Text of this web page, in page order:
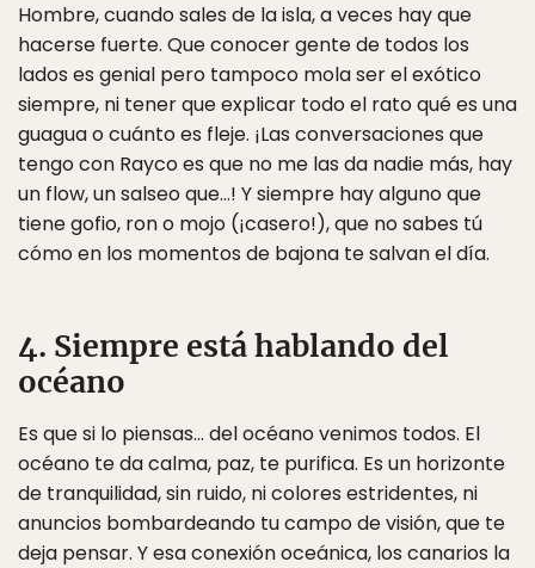
Hombre, cuando sales de la isla, a veces hay que
hacerse fuerte. Que conocer gente de todos los
lados es genial pero tampoco mola ser el exótico
siempre, ni tener que explicar todo el rato qué es una
guagua o cuánto es fleje. ¡Las conversaciones que
tengo con Rayco es que no me las da nadie más, hay
un flow, un salseo que…! Y siempre hay alguno que
tiene gofio, ron o mojo (¡casero!), que no sabes tú
cómo en los momentos de bajona te salvan el día.
4. Siempre está hablando del
océano
Es que si lo piensas… del océano venimos todos. El
océano te da calma, paz, te purifica. Es un horizonte
de tranquilidad, sin ruido, ni colores estridentes, ni
anuncios bombardeando tu campo de visión, que te
deja pensar. Y esa conexión oceánica, los canarios la